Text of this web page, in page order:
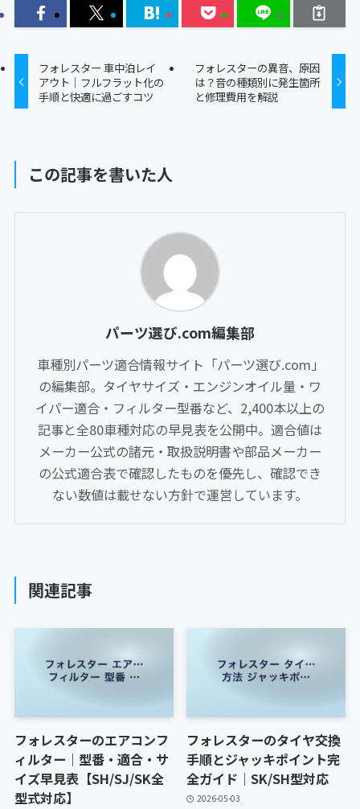
フォレスター 車中泊レイ
アウト｜フルフラット化の
手順と快適に過ごすコツ
フォレスターの異音、原因
は？音の種類別に発生箇所
と修理費用を解説
この記事を書いた人
パーツ選び.com編集部
車種別パーツ適合情報サイト「パーツ選び.com」
の編集部。タイヤサイズ・エンジンオイル量・ワ
イパー適合・フィルター型番など、2,400本以上の
記事と全80車種対応の早見表を公開中。適合値は
メーカー公式の諸元・取扱説明書や部品メーカー
の公式適合表で確認したものを優先し、確認でき
ない数値は載せない方針で運営しています。
関連記事
フォレスターのエアコンフ
ィルター｜型番・適合・サ
イズ早見表【SH/SJ/SK全
型式対応】
フォレスターのタイヤ交換
手順とジャッキポイント完
全ガイド｜SK/SH型対応
2026-05-03